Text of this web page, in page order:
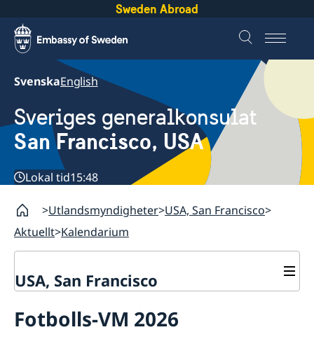
Sweden Abroad
SvenskaEnglish
Sveriges generalkonsulat
San Francisco, USA
Lokal tid15:48
Utlandsmyndigheter USA, San Francisco
Aktuellt Kalendarium
USA, San Francisco
Om oss
Fotbolls-VM 2026